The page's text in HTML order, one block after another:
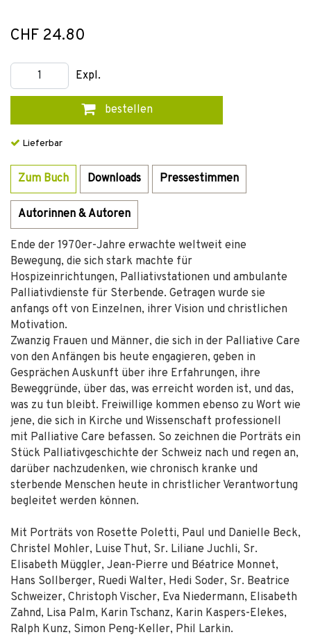
CHF 24.80
Expl.
bestellen
Lieferbar
Zum Buch Downloads Pressestimmen
Autorinnen & Autoren
Ende der 1970er-Jahre erwachte weltweit eine
Bewegung, die sich stark machte für
Hospizeinrichtungen, Palliativstationen und ambulante
Palliativdienste für Sterbende. Getragen wurde sie
anfangs oft von Einzelnen, ihrer Vision und christlichen
Motivation.
Zwanzig Frauen und Männer, die sich in der Palliative Care
von den Anfängen bis heute engagieren, geben in
Gesprächen Auskunft über ihre Erfahrungen, ihre
Beweggründe, über das, was erreicht worden ist, und das,
was zu tun bleibt. Freiwillige kommen ebenso zu Wort wie
jene, die sich in Kirche und Wissenschaft professionell
mit Palliative Care befassen. So zeichnen die Porträts ein
Stück Palliativgeschichte der Schweiz nach und regen an,
darüber nachzudenken, wie chronisch kranke und
sterbende Menschen heute in christlicher Verantwortung
begleitet werden können.
Mit Porträts von Rosette Poletti, Paul und Danielle Beck,
Christel Mohler, Luise Thut, Sr. Liliane Juchli, Sr.
Elisabeth Müggler, Jean-Pierre und Béatrice Monnet,
Hans Sollberger, Ruedi Walter, Hedi Soder, Sr. Beatrice
Schweizer, Christoph Vischer, Eva Niedermann, Elisabeth
Zahnd, Lisa Palm, Karin Tschanz, Karin Kaspers-Elekes,
Ralph Kunz, Simon Peng-Keller, Phil Larkin.